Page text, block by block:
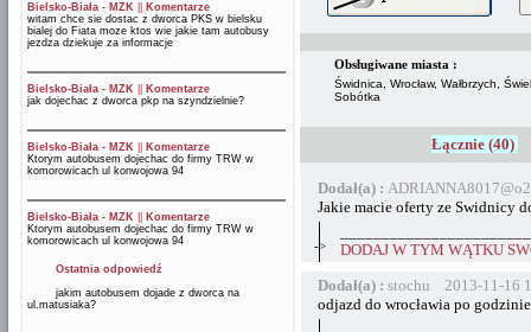
Bielsko-Biała - MZK
Komentarze
witam chce sie dostac z dworca PKS w bielsku
bialej do Fiata moze ktos wie jakie tam autobusy
jezdza dziekuje za informacje
Bielsko-Biała - MZK
Komentarze
jak dojechac z dworca pkp na szyndzielnie?
Bielsko-Biała - MZK
Komentarze
Ktorym autobusem dojechac do firmy TRW w
komorowicach ul konwojowa 94
Bielsko-Biała - MZK
Komentarze
Ktorym autobusem dojechac do firmy TRW w
komorowicach ul konwojowa 94
Ostatnia odpowiedź
jakim autobusem dojade z dworca na
ul.matusiaka?
Obsługiwane miasta :
Świdnica, Wrocław, Wałbrzych,
Sobótka
Łącznie (40)
Dodał(a) :
Jakie macie oferty ze Swidnicy
->
DODAJ W TYM WĄTKU
Dodał(a) : stochu 2013-11-16
odjazd do wrocławia po